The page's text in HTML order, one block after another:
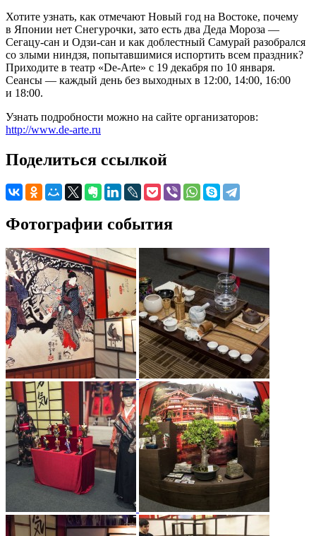
Хотите узнать, как отмечают Новый год на Востоке, почему
в Японии нет Снегурочки, зато есть два Деда Мороза —
Сегацу-сан и Одзи-сан и как доблестный Самурай разобрался
со злыми ниндзя, попытавшимися испортить всем праздник?
Приходите в театр «De-Arte» с 19 декабря по 10 января.
Сеансы — каждый день без выходных в 12:00, 14:00, 16:00
и 18:00.
Узнать подробности можно на сайте организаторов:
http://www.de-arte.ru
Поделиться ссылкой
Фотографии события